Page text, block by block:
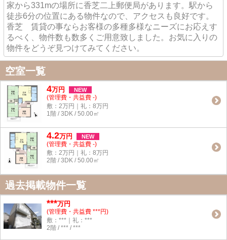
家から331mの場所に香芝二上郵便局があります。駅から
徒歩6分の位置にある物件なので、アクセスも良好です。
香芝 賃貸の事ならお客様の多種多様なニーズにお応えす
るべく、物件数も数多くご用意致しました。お気に入りの
物件をどうぞ見つけてみてください。
空室一覧
4万円 NEW
(管理費・共益費 -)
敷：2万円｜礼：8万円
1階 / 3DK / 50.00㎡
4.2万円 NEW
(管理費・共益費 -)
敷：2万円｜礼：8万円
2階 / 3DK / 50.00㎡
過去掲載物件一覧
***万円
(管理費・共益費 ***円)
敷：***｜礼：***
2階 / *** / ***